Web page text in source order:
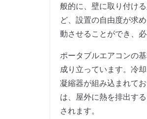
般的に、壁に取り付け
ど、設置の自由度が求
動させることができ、
ポータブルエアコンの
成り立っています。冷
凝縮器が組み込まれて
は、屋外に熱を排出す
されます。